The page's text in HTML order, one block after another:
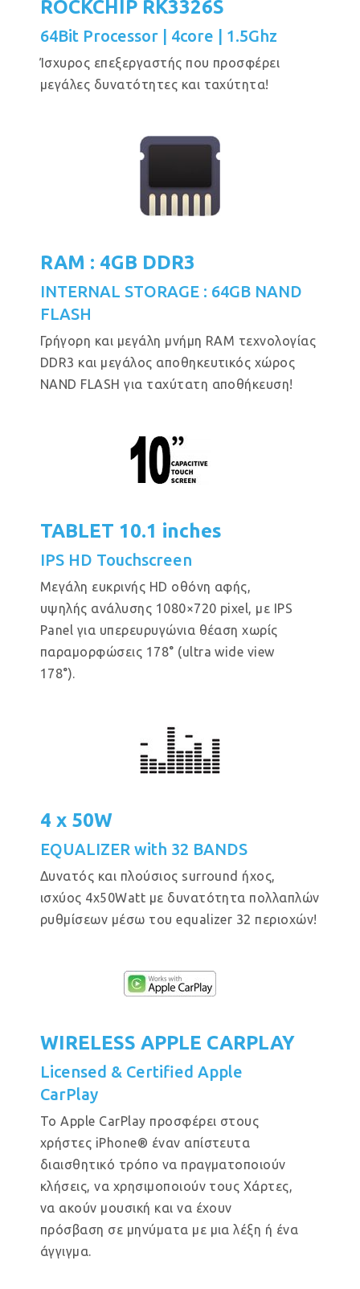
ROCKCHIP RK3326S
64Bit Processor | 4core | 1.5Ghz
Ίσχυρος επεξεργαστής που προσφέρει
μεγάλες δυνατότητες και ταχύτητα!
RAM : 4GB DDR3
INTERNAL STORAGE : 64GB NAND
FLASH
Γρήγορη και μεγάλη μνήμη RAM τεχνολογίας
DDR3 και μεγάλος αποθηκευτικός χώρος
NAND FLASH για ταχύτατη αποθήκευση!
TABLET 10.1 inches
IPS HD Touchscreen
Μεγάλη ευκρινής HD οθόνη αφής,
υψηλής ανάλυσης 1080×720 pixel, με IPS
Panel για υπερευρυγώνια θέαση χωρίς
παραμορφώσεις 178° (ultra wide view
178°).
4 x 50W
EQUALIZER with 32 BANDS
Δυνατός και πλούσιος surround ήχος,
ισχύος 4x50Watt με δυνατότητα πολλαπλών
ρυθμίσεων μέσω του equalizer 32 περιοχών!
WIRELESS APPLE CARPLAY
Licensed & Certified Apple
CarPlay
Το Apple CarPlay προσφέρει στους
χρήστες iPhone® έναν απίστευτα
διαισθητικό τρόπο να πραγματοποιούν
κλήσεις, να χρησιμοποιούν τους Χάρτες,
να ακούν μουσική και να έχουν
πρόσβαση σε μηνύματα με μια λέξη ή ένα
άγγιγμα.